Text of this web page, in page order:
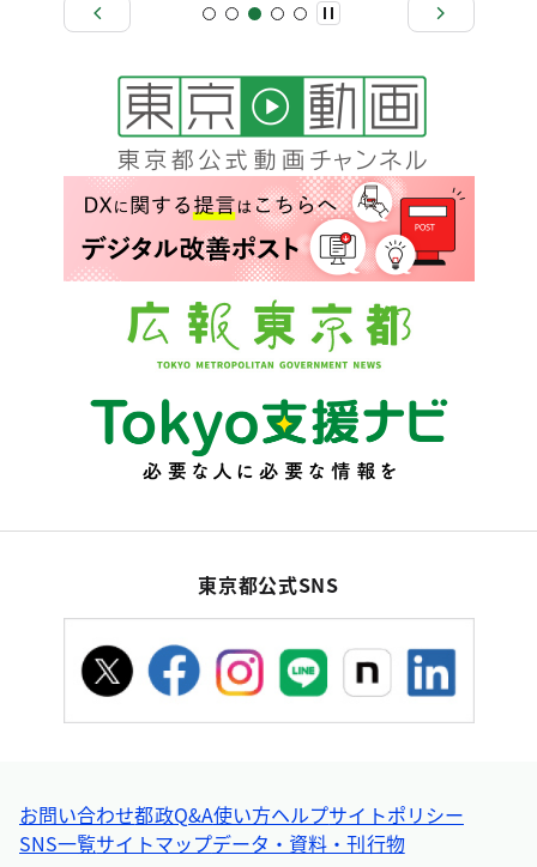
東京都公式SNS
お問い合わせ都政Q&A使い方ヘルプサイトポリシー
SNS一覧サイトマップデータ・資料・刊行物